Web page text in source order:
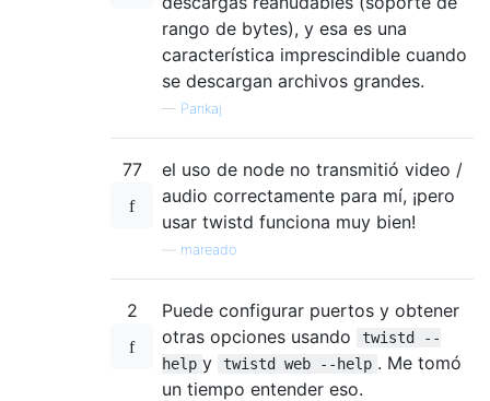
rango de bytes), y esa es una
característica imprescindible cuando
se descargan archivos grandes.
— Pankaj
77
el uso de node no transmitió video /
audio correctamente para mí, ¡pero
usar twistd funciona muy bien!
mareado
2
Puede configurar puertos y obtener
otras opciones usando
twistd --
help y twistd web --help . Me tomó
un tiempo entender eso.